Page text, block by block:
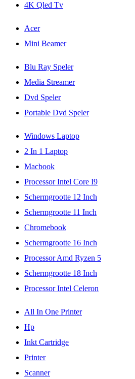
4K Qled Tv
Acer
Mini Beamer
Blu Ray Speler
Media Streamer
Dvd Speler
Portable Dvd Speler
Windows Laptop
2 In 1 Laptop
Macbook
Processor Intel Core I9
Schermgrootte 12 Inch
Schermgrootte 11 Inch
Chromebook
Schermgrootte 16 Inch
Processor Amd Ryzen 5
Schermgrootte 18 Inch
Processor Intel Celeron
All In One Printer
Hp
Inkt Cartridge
Printer
Scanner